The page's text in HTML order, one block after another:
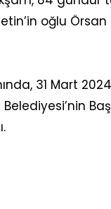
oğlu
31 Mart